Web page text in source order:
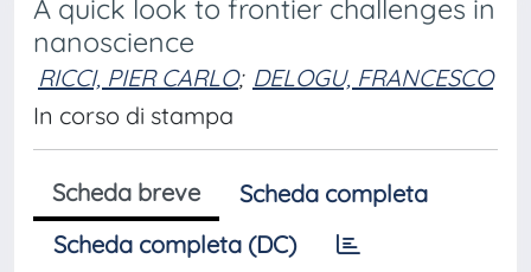
A quick look to frontier challenges in
nanoscience
RICCI, PIER CARLO; DELOGU, FRANCESCO
In corso di stampa
Scheda breve
Scheda completa
Scheda completa (DC)